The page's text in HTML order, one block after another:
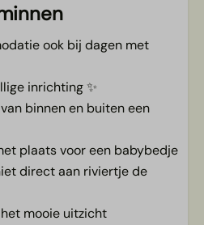
ook bij dagen met
inrichting ✨
binnen en buiten een
plaats voor een babybedje
direct aan riviertje de
mooie uitzicht